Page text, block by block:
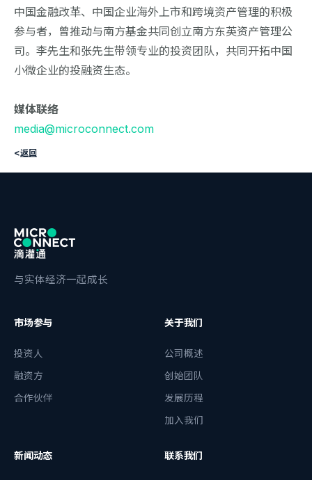
中国金融改革、中国企业海外上市和跨境资产管理的积极
参与者，曾推动与南方基金共同创立南方东英资产管理公
司。李先生和张先生带领专业的投资团队，共同开拓中国
小微企业的投融资生态。
媒体联络
media@microconnect.com
<返回
与实体经济一起成长
市场参与
投资人
融资方
合作伙伴
关于我们
公司概述
创始团队
发展历程
加入我们
新闻动态 联系我们